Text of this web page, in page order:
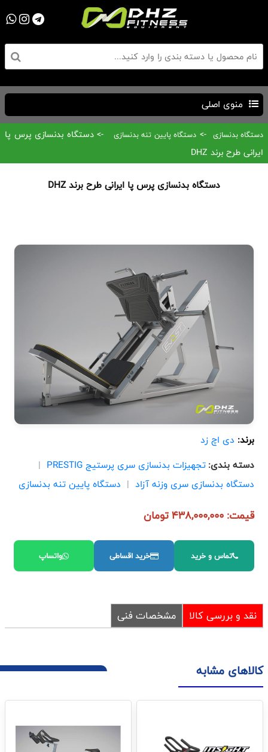
منوی اصلی
دستگاه بدنسازی -> دستگاه پایین تنه بدنسازی -> دستگاه بدنسازی پرس پا
ایرانی طرح برند DHZ
دستگاه بدنسازی پرس پا ایرانی طرح برند DHZ
برند: دی اچ زد
دسته بندی:تجهیزات بدنسازی سری پرستیج PRESTIG
|
دستگاه بدنسازی سری وزنه آزاد | دستگاه پایین تنه بدنسازی
قیمت: 438,000,000 تومان
تماس و خرید خرید اقساطی واتساپ
نقد و بررسی کالا مشخصات فنی
کالاهای مشابه